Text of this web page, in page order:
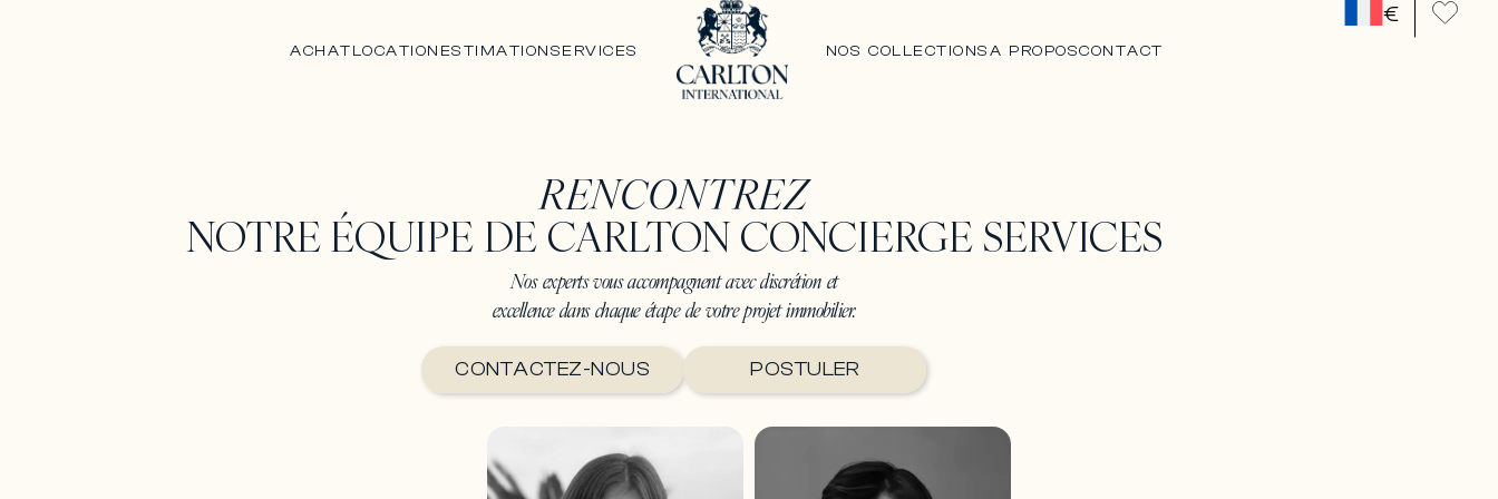
€
ACHATLOCATION ESTIMATIONSERVICES NOS COLLECTIONSA PROPOSCONTACT
RENCONTREZ
NOTRE ÉQUIPE DE CARLTON CONCIERGE SERVICES
Nos experts vous accompagnent avec discrétion et
excellence dans chaque étape de votre projet immobilier.
CONTACTEZ-NOUS POSTULER